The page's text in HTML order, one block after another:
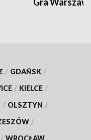
/ GDAŃSK /
/ KIELCE /
/ OLSZTYN /
/